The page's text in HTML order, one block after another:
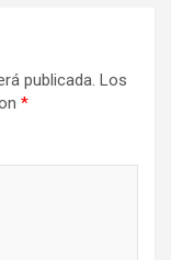
publicada. Los
*